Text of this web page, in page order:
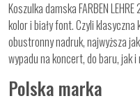
Koszulka damska FARBEN
kolor i biały font. Czyli klasyczna
obustronny nadruk, najwyższa
wypadu na koncert, do baru, jak i
Polska marka